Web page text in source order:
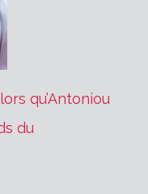
qu’Antoniou
du